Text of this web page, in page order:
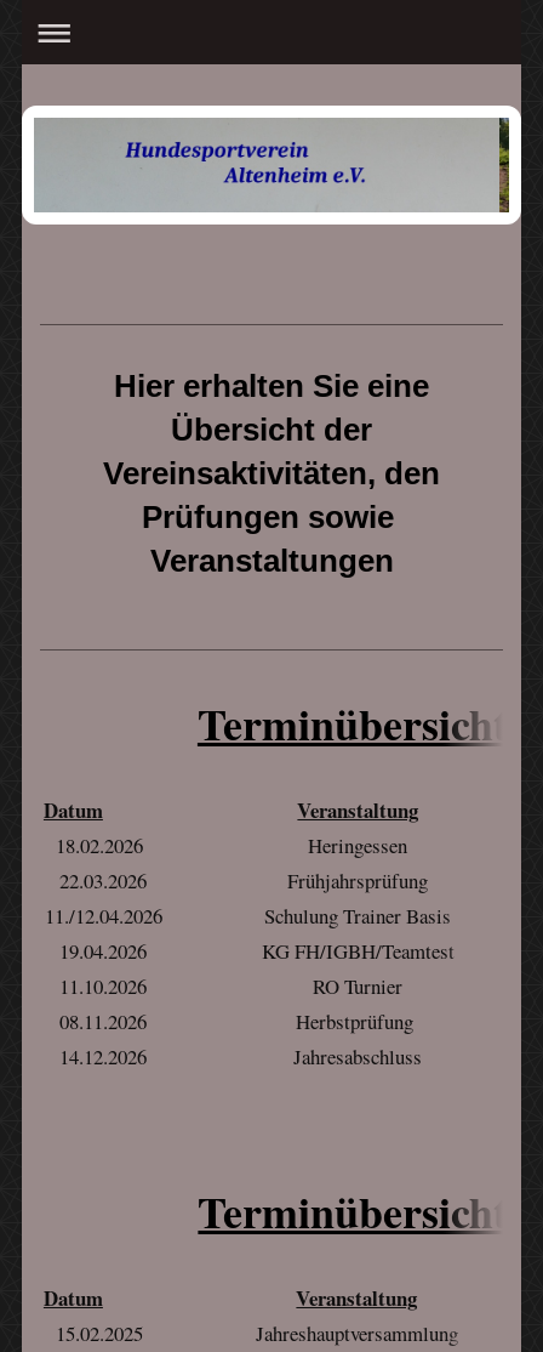
Hier erhalten Sie eine
Übersicht der
Vereinsaktivitäten, den
Prüfungen sowie
Veranstaltungen
Terminübersicht
Datum Veranstaltung
18.02.2026
Heringessen
22.03.2026
Frühjahrsprüfung
11./12.04.2026
Schulung Trainer Basis
19.04.2026
KG FH/IGBH/Teamtest
11.10.2026
RO Turnier
08.11.2026
Herbstprüfung
14.12.2026
Jahresabschluss
Terminübersicht
Datum Veranstaltung
15.02.2025
Jahreshauptversammlung